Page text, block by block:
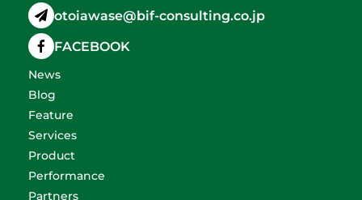
otoiawase@bif-consulting.co.jp
FACEBOOK
News
Blog
Feature
Services
Product
Performance
Partners